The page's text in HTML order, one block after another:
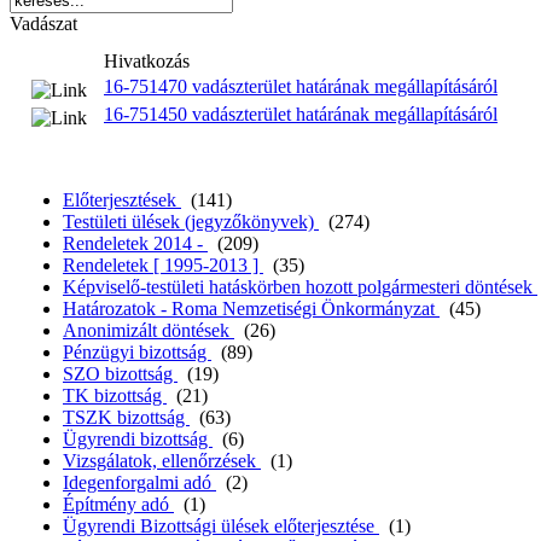
Vadászat
Hivatkozás
16-751470 vadászterület határának megállapításáról
16-751450 vadászterület határának megállapításáról
Előterjesztések
(141)
Testületi ülések (jegyzőkönyvek)
(274)
Rendeletek 2014 -
(209)
Rendeletek [ 1995-2013 ]
(35)
Képviselő-testületi hatáskörben hozott polgármesteri döntések
Határozatok - Roma Nemzetiségi Önkormányzat
(45)
Anonimizált döntések
(26)
Pénzügyi bizottság
(89)
SZO bizottság
(19)
TK bizottság
(21)
TSZK bizottság
(63)
Ügyrendi bizottság
(6)
Vizsgálatok, ellenőrzések
(1)
Idegenforgalmi adó
(2)
Építmény adó
(1)
Ügyrendi Bizottsági ülések előterjesztése
(1)